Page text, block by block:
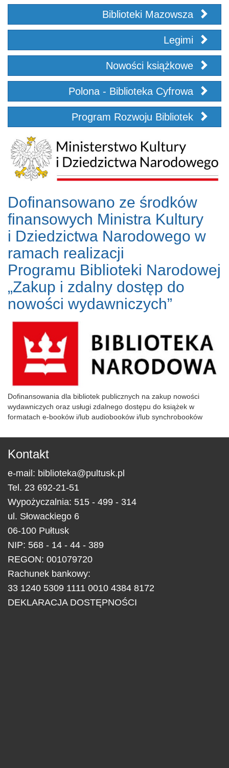
Biblioteki Mazowsza
Legimi
Nowości książkowe
Polona - Biblioteka Cyfrowa
Program Rozwoju Bibliotek
Dofinansowano ze środków
finansowych Ministra Kultury
i Dziedzictwa Narodowego w
ramach realizacji
Programu Biblioteki Narodowej
„Zakup i zdalny dostęp do
nowości wydawniczych”
Dofinansowania dla bibliotek publicznych na zakup nowości
wydawniczych oraz usługi zdalnego dostępu do książek w
formatach e-booków i/lub audiobooków i/lub synchrobooków
Kontakt
e-mail: biblioteka@pultusk.pl
Tel. 23 692-21-51
Wypożyczalnia: 515 - 499 - 314
ul. Słowackiego 6
06-100 Pułtusk
NIP: 568 - 14 - 44 - 389
REGON: 001079720
Rachunek bankowy:
33 1240 5309 1111 0010 4384 8172
DEKLARACJA DOSTĘPNOŚCI